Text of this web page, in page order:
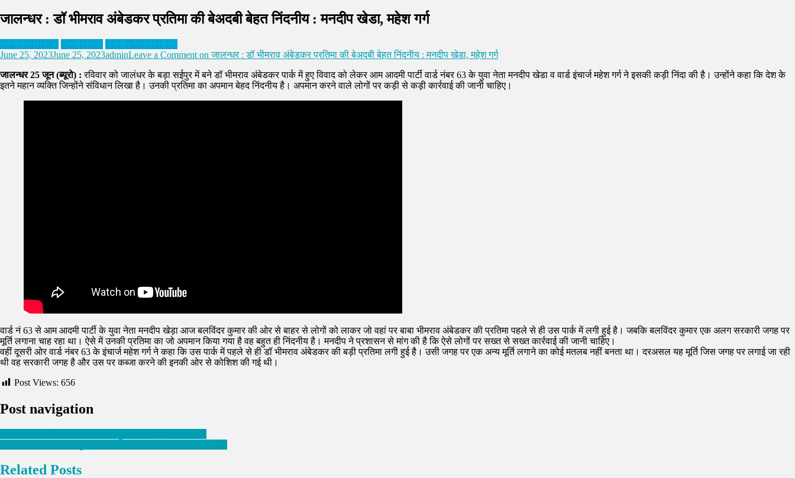
जालन्धर : डॉ भीमराव अंबेडकर प्रतिमा की बेअदबी बेहत निंदनीय : मनदीप खेडा, महेश गर्ग
JALANDHAR POLITICS ZEE PUNJAB TV
June 25, 2023June 25, 2023adminLeave a Comment on जालन्धर : डॉ भीमराव अंबेडकर प्रतिमा की बेअदबी बेहत निंदनीय : मनदीप खेडा, महेश गर्ग
जालन्धर 25 जून (ब्यूरो) :रविवार को जालंधर के बड़ा सईपुर में बने डॉ भीमराव अंबेडकर पार्क में हुए विवाद को लेकर आम आदमी पार्टी वार्ड नंबर 63 के युवा नेता मनदीप खेडा व वार्ड इंचार्ज महेश गर्ग ने इसकी कड़ी निंदा की है। उन्होंने कहा कि देश के
इतने महान व्यक्ति जिन्होंने संविधान लिखा है। उनकी प्रतिमा का अपमान बेहद निंदनीय है। अपमान करने वाले लोगों पर कड़ी से कड़ी कार्रवाई की जानी चाहिए।
वार्ड नं 63 से आम आदमी पार्टी के युवा नेता मनदीप खेड़ा आज बलविंदर कुमार की ओर से बाहर से लोगों को लाकर जो वहां पर बाबा भीमराव अंबेडकर की प्रतिमा पहले से ही उस पार्क में लगी हुई है। जबकि बलविंदर कुमार एक अलग सरकारी जगह पर
मूर्ति लगाना चाह रहा था। ऐसे में उनकी प्रतिमा का जो अपमान किया गया है वह बहुत ही निंदनीय है। मनदीप ने प्रशासन से मांग की है कि ऐसे लोगों पर सख्त से सख्त कार्रवाई की जानी चाहिए।
वहीं दूसरी ओर वार्ड नंबर 63 के इंचार्ज महेश गर्ग ने कहा कि उस पार्क में पहले से ही डॉ भीमराव अंबेडकर की बड़ी प्रतिमा लगी हुई है। उसी जगह पर एक अन्य मूर्ति लगाने का कोई मतलब नहीं बनता था। दरअसल यह मूर्ति जिस जगह पर लगाई जा रही
थी वह सरकारी जगह है और उस पर कब्जा करने की इनकी ओर से कोशिश की गई थी।
Post Views: 656
Post navigation
Related Posts